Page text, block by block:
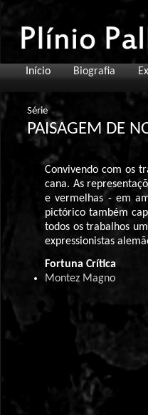
Início Biografia
Série
PAISAGEM DE
Convivendo com os
cana. As
e vermelhas - em
pictórico também
todos os trabalhos
expressionistas
Fortuna Crítica
Montez Magno